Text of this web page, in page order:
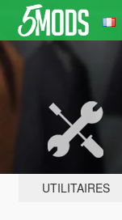
UTILITAIRES